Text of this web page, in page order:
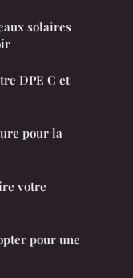
solaires
DPE C et
pour la
votre
pour une